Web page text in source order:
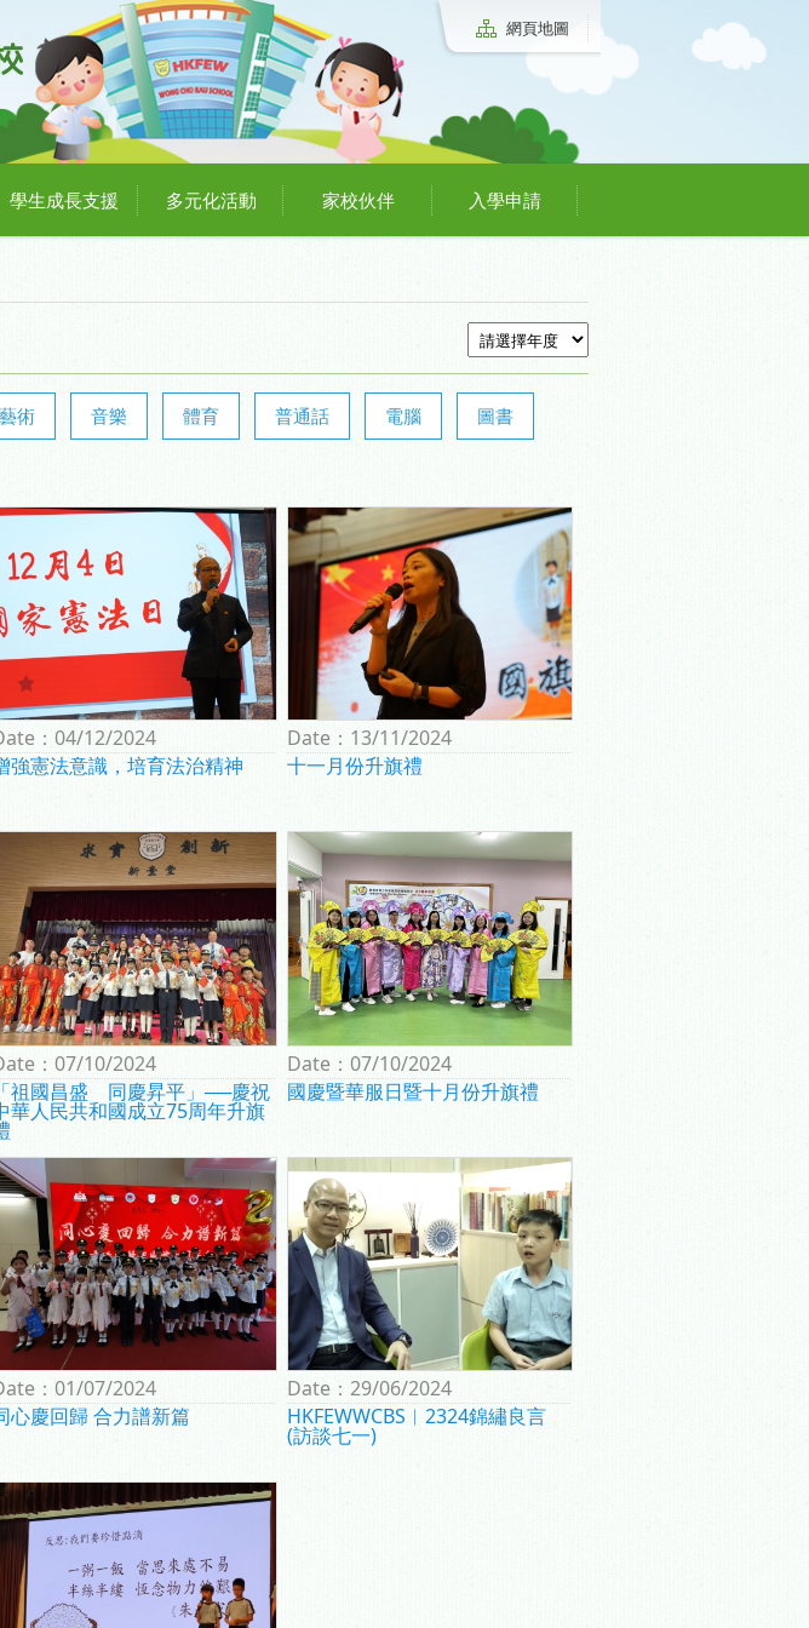
網頁地圖
學生成長支援 多元化活動 家校伙伴 入學申請
術 音樂 體育 普通話 電腦
圖書
：04/12/2024
強憲法意識，培育法治精神
Date： 13/11/2024
十一月份升旗禮
：07/10/2024
「祖國昌盛 同慶昇平」──慶祝
華人民共和國成立75周年升旗
Date：07/10/2024
國慶暨華服日暨十月份升旗禮
：01/07/2024
心慶回歸 合力譜新篇
Date：29/06/2024
HKFEWWCBS︱2324錦繡良言
(訪談七一)